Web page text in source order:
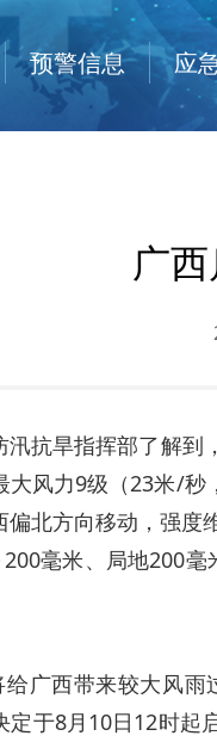
预警信息 应
广
汛抗旱指挥部了解到
大风力9级（23米/秒
偏北方向移动，强度
毫米、局地200
给广西带来较大风
定于8月10日12时